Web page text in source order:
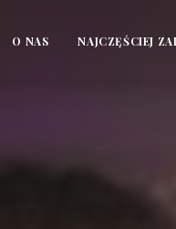
O NAS NAJCZĘŚCIEJ